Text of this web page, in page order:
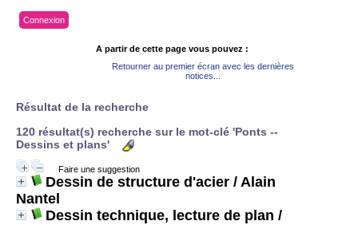
Connexion
A partir de cette page vous pouvez :
Retourner au premier écran avec les dernières
notices...
Résultat de la recherche
120 résultat(s) recherche sur le mot-clé 'Ponts --
Dessins et plans'
Faire une suggestion
Dessin de structure d'acier / Alain
Nantel
Dessin technique, lecture de plan /